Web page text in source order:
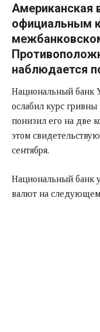
Американская
официальным
наблюдается
Национальный банк
ослабил курс
понизил его на две
этом
сентября.
Национальный банк
валют на